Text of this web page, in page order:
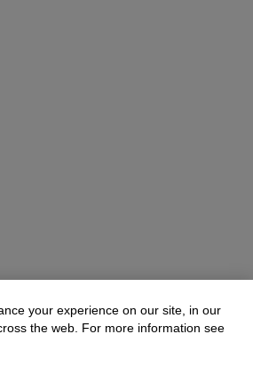
your experience on our site, in our
the web. For more information see